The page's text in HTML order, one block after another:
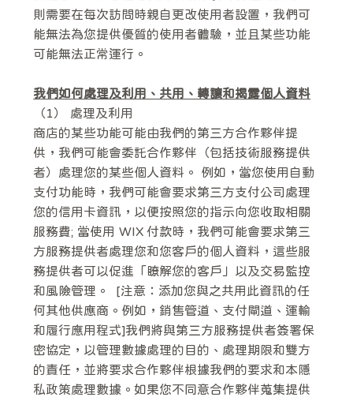
則需要在每次訪問時親自更改使用者設置，我們可
能無法為您提供優質的使用者體驗，並且某些功能
可能無法正常運行。
我們如何處理及利用、共用、轉讓和揭露個人資料
（1） 處理及利用
商店的某些功能可能由我們的第三方合作夥伴提
供，我們可能會委託合作夥伴（包括技術服務提供
者）處理您的某些個人資料。 例如，當您使用自動
支付功能時，我們可能會要求第三方支付公司處理
您的信用卡資訊，以便按照您的指示向您收取相關
服務費; 當使用 WIX 付款時，我們可能會要求第三
方服務提供者處理您和您客戶的個人資料，這些服
務提供者可以促進「瞭解您的客戶」以及交易監控
和風險管理。 [注意：添加您與之共用此資訊的任
何其他供應商。例如，銷售管道、支付閘道、運輸
和履行應用程式]我們將與第三方服務提供者簽署保
密協定，以管理數據處理的目的、處理期限和雙方
的責任，並將要求合作夥伴根據我們的要求和本隱
私政策處理數據。如果您不同意合作夥伴蒐集提供